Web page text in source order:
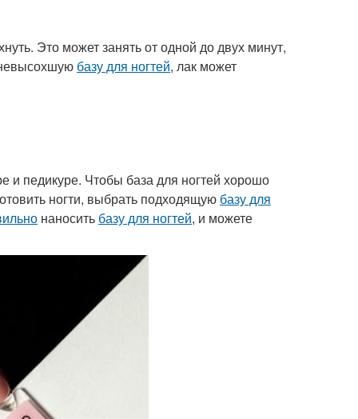
Это может занять от одной до двух минут,
базу для ногтей, лак может
и педикуре. Чтобы база для ногтей хорошо
ногти, выбрать подходящую базу для
наносить базу для ногтей, и можете